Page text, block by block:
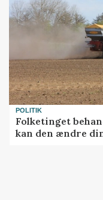
POLITIK
Folketinget
kan den ændre